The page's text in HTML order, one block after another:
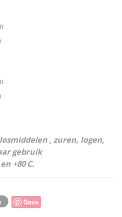
, zuren, logen,
gebruik
+80 C.
Save